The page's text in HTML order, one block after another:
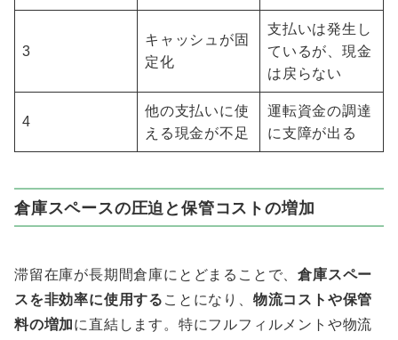
3
キャッシュが固
定化
支払いは発生し
ているが、現金
は戻らない
4
他の支払いに使
える現金が不足
運転資金の調達
に支障が出る
倉庫スペースの圧迫と保管コストの増加
滞留在庫が長期間倉庫にとどまることで、倉庫スペー
スを非効率に使用する ことになり、 物流コストや保管
料の増加に直結します。特にフルフィルメントや物流